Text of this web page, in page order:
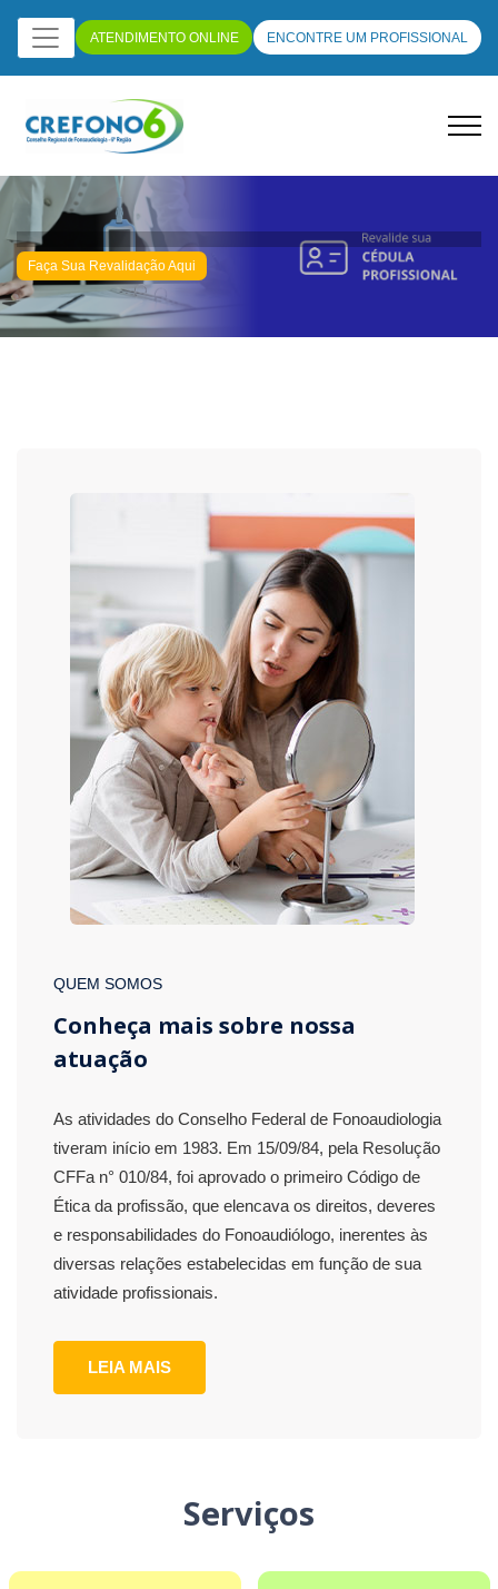
ATENDIMENTO ONLINE ENCONTRE UM PROFISSIONAL
Faça Sua Revalidação Aqui
QUEM SOMOS
Conheça mais sobre nossa
atuação
As atividades do Conselho Federal de Fonoaudiologia
tiveram início em 1983. Em 15/09/84, pela Resolução
CFFa n° 010/84, foi aprovado o primeiro Código de
Ética da profissão, que elencava os direitos, deveres
e responsabilidades do Fonoaudiólogo, inerentes às
diversas relações estabelecidas em função de sua
atividade profissionais.
LEIA MAIS
Serviços